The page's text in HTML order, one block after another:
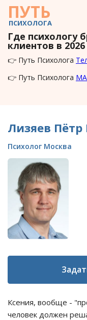
ПУТЬ
ПСИХОЛОГА
Где психологу
клиентов в
👉 Путь Психолога
👉 Путь Психолога
Лизяев
Психолог Москва
Ксения, вообще -
человек должен